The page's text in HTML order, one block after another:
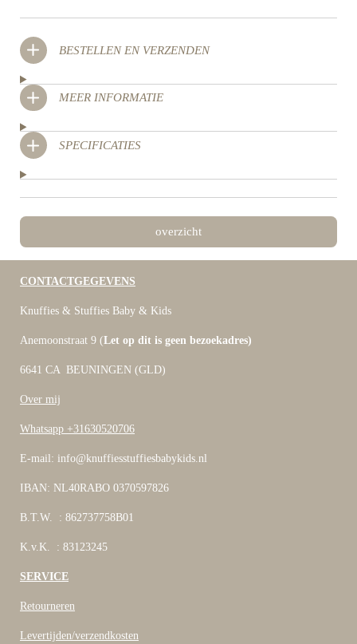
BESTELLEN EN VERZENDEN
MEER INFORMATIE
SPECIFICATIES
overzicht
CONTACTGEGEVENS
Knuffies & Stuffies Baby & Kids
Anemoonstraat 9 (Let op dit is geen bezoekadres)
6641 CA BEUNINGEN (GLD)
Over mij
Whatsapp +31630520706
E-mail: info@knuffiesstuffiesbabykids.nl
IBAN: NL40RABO 0370597826
B.T.W. : 862737758B01
K.v.K. : 83123245
SERVICE
Retourneren
Levertijden/verzendkosten